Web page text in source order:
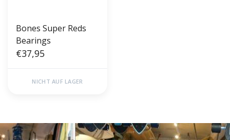
Bones Super Reds
Bearings
€37,95
NICHT AUF LAGER